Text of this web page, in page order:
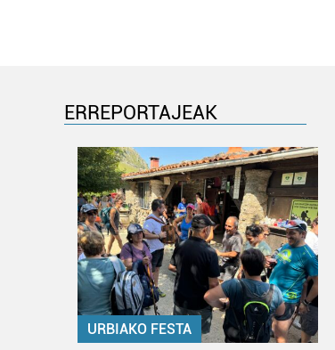
ERREPORTAJEAK
URBIAKO FESTA